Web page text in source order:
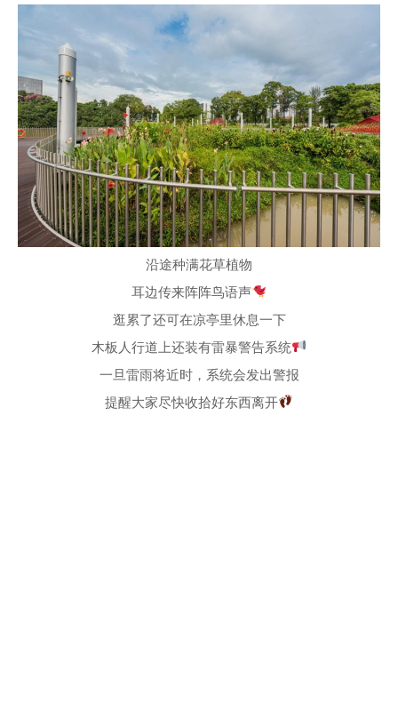
沿途种满花草植物
耳边传来阵阵鸟语声
逛累了还可在凉亭里休息一下
木板人行道上还装有雷暴警告系统
一旦雷雨将近时，系统会发出警报
提醒大家尽快收拾好东西离开